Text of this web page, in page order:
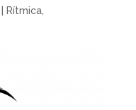
Rítmica,